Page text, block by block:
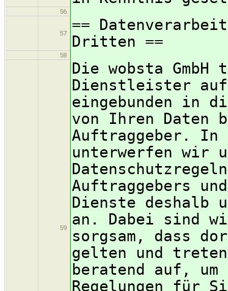
56
57
==
Dritten ==
58
59
Die wobsta
Dienstleister
eingebunden in
von Ihren Daten
Auftraggeber. In
unterwerfen wir
Auftraggebers
Dienste deshalb
an. Dabei sind
sorgsam, dass
gelten und
beratend auf,
Regelungen für